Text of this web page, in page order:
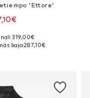
'Ettore'
M, L, XL, XXL, XXXL
319,00€
bajo:287,10€